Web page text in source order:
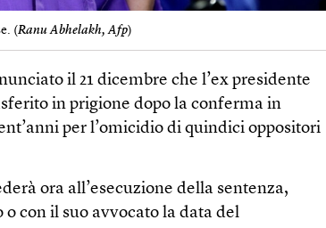
(Ranu Abhelakh, Afp)
il 21 dicembre che l’ex presidente
in prigione dopo la conferma in
per l’omicidio di quindici oppositori
ora all’esecuzione della sentenza,
con il suo avvocato la data del